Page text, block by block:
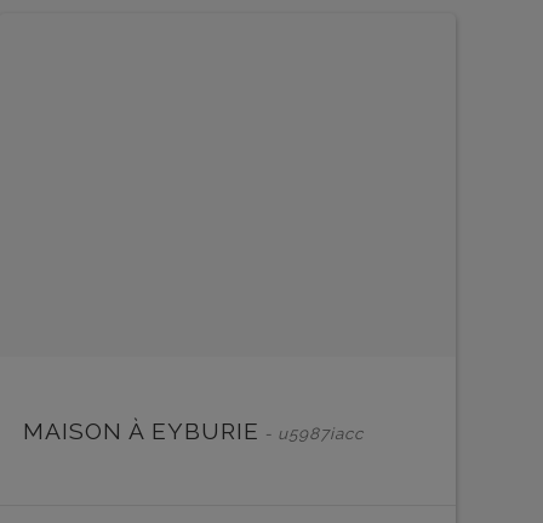
MAISON À EYBURIE - u5987iacc